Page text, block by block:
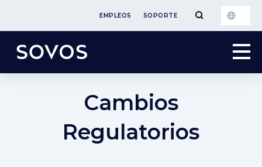
EMPLEOS SOPORTE
Cambios
Regulatorios